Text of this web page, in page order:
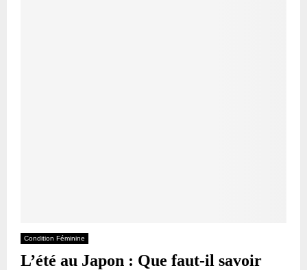
Condition Féminine
L’été au Japon : Que faut-il savoir